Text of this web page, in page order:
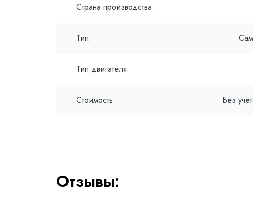
Страна производства:
Тип:
Тип двигателя:
Стоимость: Без
Отзывы: